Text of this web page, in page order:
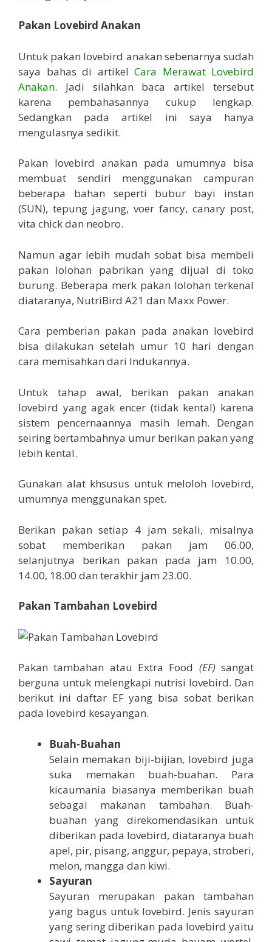
Pakan Lovebird Anakan
Untuk pakan lovebird anakan sebenarnya sudah
saya bahas di artikel Cara Merawat Lovebird
Anakan. Jadi silahkan baca artikel tersebut
karena pembahasannya cukup lengkap.
Sedangkan pada artikel ini saya hanya
mengulasnya sedikit.
Pakan lovebird anakan pada umumnya bisa
membuat sendiri menggunakan campuran
beberapa bahan seperti bubur bayi instan
(SUN), tepung jagung, voer fancy, canary post,
vita chick dan neobro.
Namun agar lebih mudah sobat bisa membeli
pakan lolohan pabrikan yang dijual di toko
burung. Beberapa merk pakan lolohan terkenal
diataranya, NutriBird A21 dan Maxx Power.
Cara pemberian pakan pada anakan lovebird
bisa dilakukan setelah umur 10 hari dengan
cara memisahkan dari Indukannya.
Untuk tahap awal, berikan pakan anakan
lovebird yang agak encer (tidak kental) karena
sistem pencernaannya masih lemah. Dengan
seiring bertambahnya umur berikan pakan yang
lebih kental.
Gunakan alat khsusus untuk meloloh lovebird,
umumnya menggunakan spet.
Berikan pakan setiap 4 jam sekali, misalnya
sobat memberikan pakan jam 06.00,
selanjutnya berikan pakan pada jam 10.00,
14.00, 18.00 dan terakhir jam 23.00.
Pakan Tambahan Lovebird
Pakan tambahan atau Extra Food (EF)sangat
berguna untuk melengkapi nutrisi lovebird. Dan
berikut ini daftar EF yang bisa sobat berikan
pada lovebird kesayangan.
Buah-Buahan
Selain memakan biji-bijian, lovebird juga
suka memakan buah-buahan. Para
kicaumania biasanya memberikan buah
sebagai makanan tambahan. Buah-
buahan yang direkomendasikan untuk
diberikan pada lovebird, diataranya buah
apel, pir, pisang, anggur, pepaya, stroberi,
melon, mangga dan kiwi.
Sayuran
Sayuran merupakan pakan tambahan
yang bagus untuk lovebird. Jenis sayuran
yang sering diberikan pada lovebird yaitu